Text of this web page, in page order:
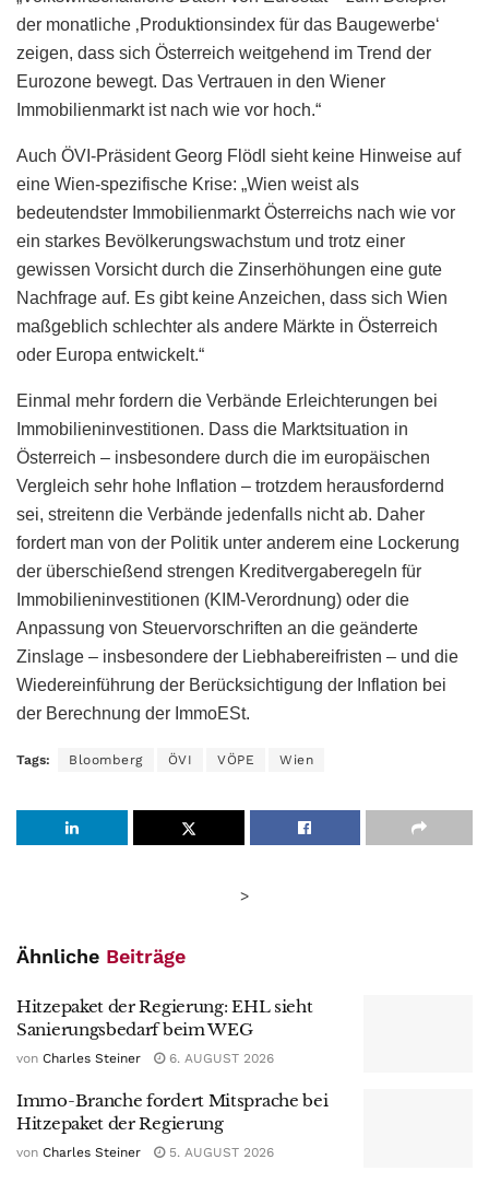
der monatliche ‚Produktionsindex für das Baugewerbe‘
zeigen, dass sich Österreich weitgehend im Trend der
Eurozone bewegt. Das Vertrauen in den Wiener
Immobilienmarkt ist nach wie vor hoch.“
Auch ÖVI-Präsident Georg Flödl sieht keine Hinweise auf
eine Wien-spezifische Krise: „Wien weist als
bedeutendster Immobilienmarkt Österreichs nach wie vor
ein starkes Bevölkerungswachstum und trotz einer
gewissen Vorsicht durch die Zinserhöhungen eine gute
Nachfrage auf. Es gibt keine Anzeichen, dass sich Wien
maßgeblich schlechter als andere Märkte in Österreich
oder Europa entwickelt.“
Einmal mehr fordern die Verbände Erleichterungen bei
Immobilieninvestitionen. Dass die Marktsituation in
Österreich – insbesondere durch die im europäischen
Vergleich sehr hohe Inflation – trotzdem herausfordernd
sei, streitenn die Verbände jedenfalls nicht ab. Daher
fordert man von der Politik unter anderem eine Lockerung
der überschießend strengen Kreditvergaberegeln für
Immobilieninvestitionen (KIM-Verordnung) oder die
Anpassung von Steuervorschriften an die geänderte
Zinslage – insbesondere der Liebhabereifristen – und die
Wiedereinführung der Berücksichtigung der Inflation bei
der Berechnung der ImmoESt.
Tags: Bloomberg ÖVI VÖPE Wien
>
Ähnliche Beiträge
Hitzepaket der Regierung: EHL sieht
Sanierungsbedarf beim WEG
von Charles Steiner 6. AUGUST 2026
Immo-Branche fordert Mitsprache bei
Hitzepaket der Regierung
von Charles Steiner 5. AUGUST 2026